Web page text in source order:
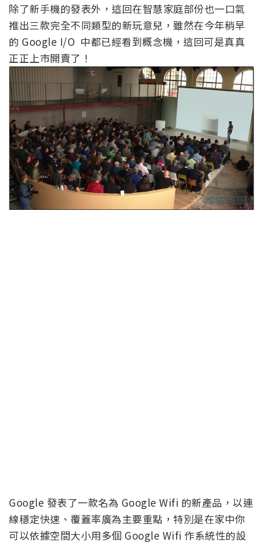
除了新手機的發表外，這回在智慧家庭部份也一口氣
推出三款完全不同類型的新玩意兒，雖然在今年稍早
的 Google I/O 中都已經看到概念機，這回可是真真
正正上市開賣了！
Google 發表了一款名為 Google Wifi 的新產品，以連
線穩定快速、覆蓋率廣為主要重點，特別是在家中你
可以依據空間大小用多個 Google Wifi 作系統性的設